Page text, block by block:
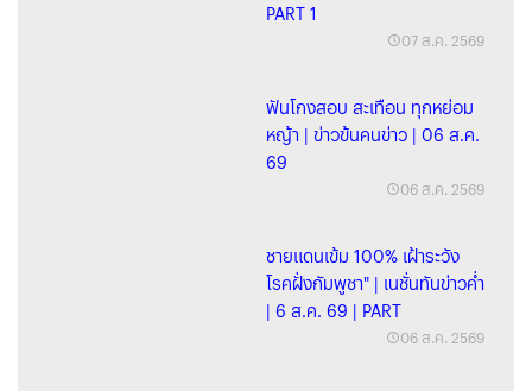
PART 1
07 ส.ค. 2569
ฟันโกงสอบ สะเทือน ทุกหย่อม
หญ้า | ข่าวข้นคนข่าว | 06 ส.ค.
69
06 ส.ค. 2569
ชายแดนเข้ม 100% เฝ้าระวัง
โรคฝั่งกัมพูชา" | เนชั่นทันข่าวค่ำ
| 6 ส.ค. 69 | PART
06 ส.ค. 2569